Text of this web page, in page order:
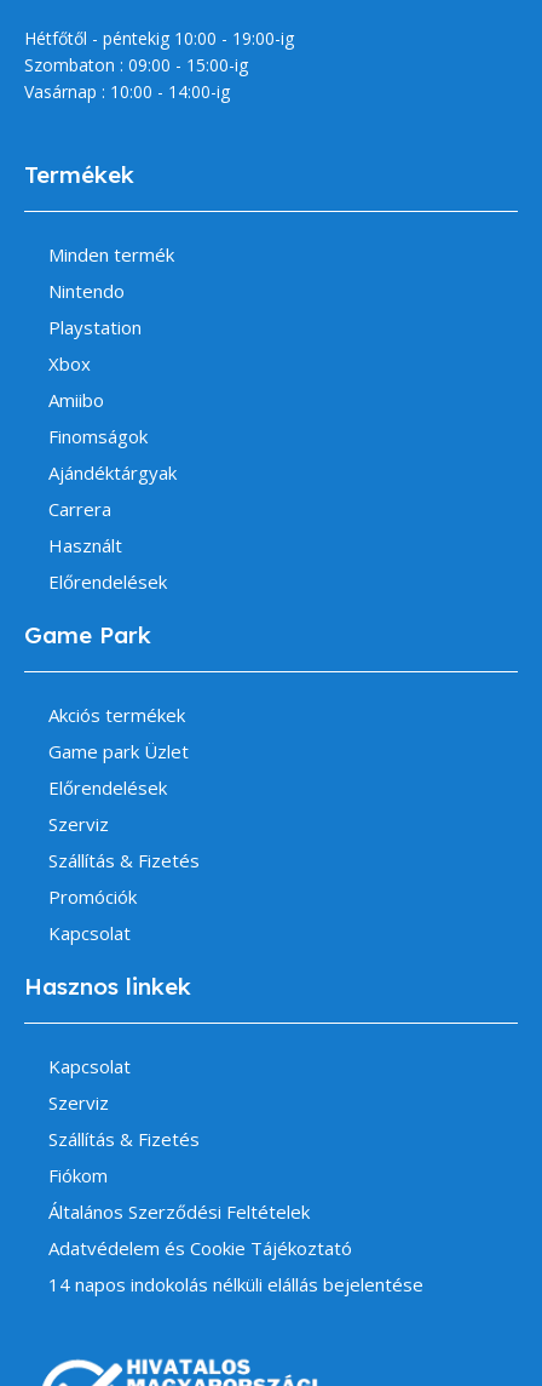
Hétfőtől - péntekig 10:00 - 19:00-ig
Szombaton : 09:00 - 15:00-ig
Vasárnap : 10:00 - 14:00-ig
Termékek
Minden termék
Nintendo
Playstation
Xbox
Amiibo
Finomságok
Ajándéktárgyak
Carrera
Használt
Előrendelések
Game Park
Akciós termékek
Game park Üzlet
Előrendelések
Szerviz
Szállítás & Fizetés
Promóciók
Kapcsolat
Hasznos linkek
Kapcsolat
Szerviz
Szállítás & Fizetés
Fiókom
Általános Szerződési Feltételek
Adatvédelem és Cookie Tájékoztató
14 napos indokolás nélküli elállás bejelentése